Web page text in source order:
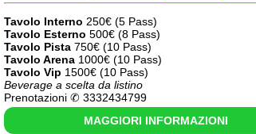
Tavolo Interno 250€ (5 Pass)
Tavolo Esterno 500€ (8 Pass)
Tavolo Pista 750€ (10 Pass)
Tavolo Arena 1000€ (10 Pass)
Tavolo Vip 1500€ (10 Pass)
Beverage a scelta da listino
Prenotazioni ✆ 3332434799
MAGGIORI INFORMAZIONI